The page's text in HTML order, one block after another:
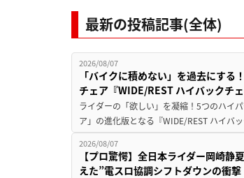
最新の投稿記事(全体)
2026/08/07
「バイクに積めない」を過去にす
チェア『WIDE/REST ハイバックチ
ライダーの「欲しい」を凝縮！5つのハイ
ア」の進化版となる『WIDE/REST ハイバ
2026/08/07
【プロ驚愕】全日本ライダー岡崎
えた”電スロ協調シフトダウンの衝撃